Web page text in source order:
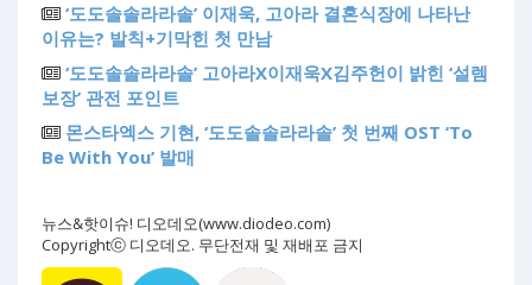
‘도도솔솔라라솔’ 이재욱, 고아라 결혼식장에 나타난
이유는? 발칙+기막힌 첫 만남
‘도도솔솔라라솔’ 고아라X이재욱X김주헌이 밝힌 ‘설렘
보장’ 관전 포인트
몬스타엑스 기현, ‘도도솔솔라라솔’ 첫 번째 OST ‘To
Be With You’ 발매
뉴스&핫이슈! 디오데오(www.diodeo.com)
Copyrightⓒ 디오데오. 무단전재 및 재배포 금지